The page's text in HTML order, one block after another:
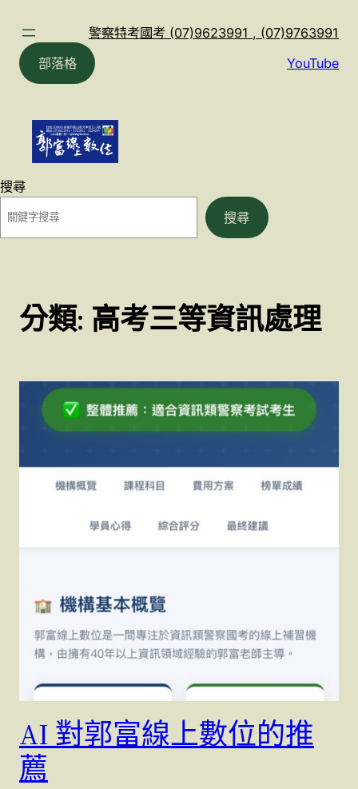
警察特考國考 (07)9623991 , (07)9763991
部落格
YouTube
搜尋
搜尋
分類: 高考三等資訊處理
AI 對郭富線上數位的推
薦